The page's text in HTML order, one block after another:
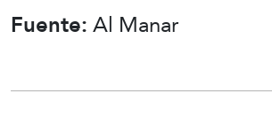
Fuente:Al Manar